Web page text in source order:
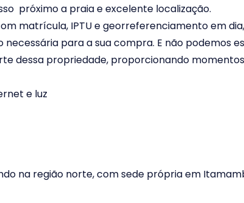
próximo a praia e excelente localização.
matrícula, IPTU e georreferenciamento em
para a sua compra. E não podemos
dessa propriedade, proporcionando
e luz
na região norte, com sede própria em